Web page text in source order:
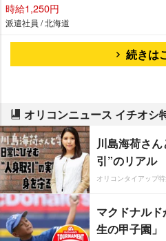
時給1,250円
派遣社員 / 北海道
続きは
オリコンニュース イチオシ
川島海荷さ
引”のリアル
オリコンタイアップ
マクドナル
生の甲子園」